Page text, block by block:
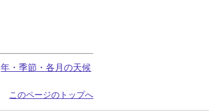
年・季節・各月の天候
このページのトップへ